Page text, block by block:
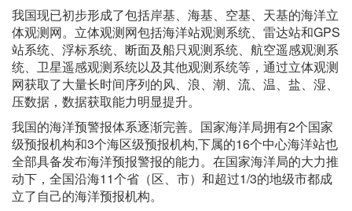
我国现已初步形成了包括岸基、海基、空基、天基的海洋立
体观测网。立体观测网包括海洋站观测系统、雷达站和GPS
站系统、浮标系统、断面及船只观测系统、航空遥感观测系
统、卫星遥感观测系统以及其他观测系统等，通过立体观测
网获取了大量长时间序列的风、浪、潮、流、温、盐、湿、
压数据，数据获取能力明显提升。
我国的海洋预警报体系逐渐完善。国家海洋局拥有2个国家
级预报机构和3个海区级预报机构,下属的16个中心海洋站也
全部具备发布海洋预报警报的能力。在国家海洋局的大力推
动下，全国沿海11个省（区、市）和超过1/3的地级市都成
立了自己的海洋预报机构。